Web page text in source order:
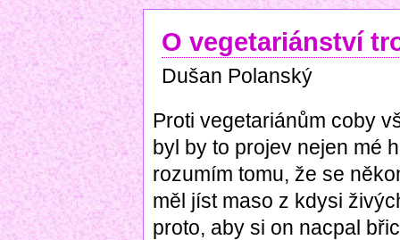
O vegetariánství
Dušan Polanský
Proti vegetariánům coby
byl by to projev nejen mé
rozumím tomu, že se
měl jíst maso z kdysi
proto, aby si on nacpal